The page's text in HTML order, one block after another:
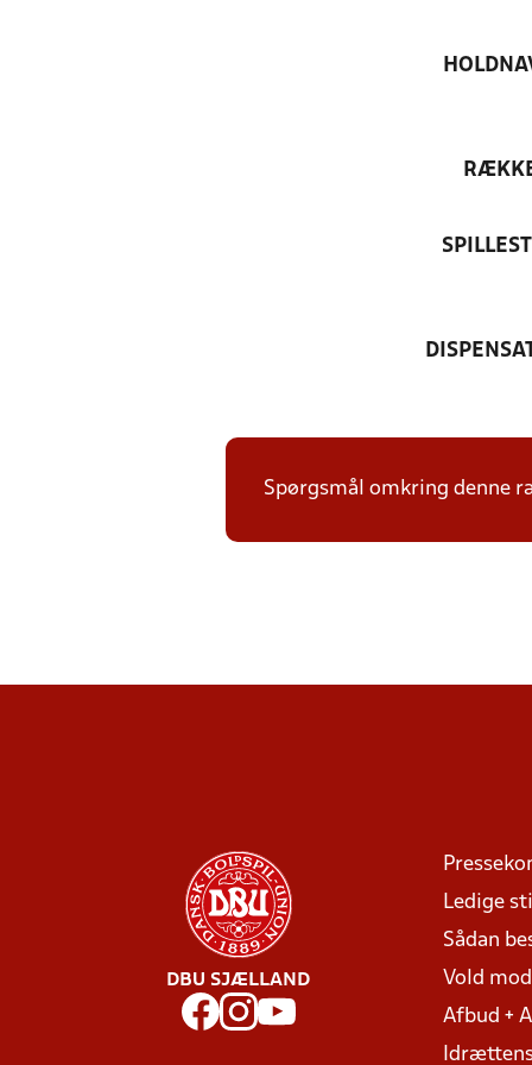
Spørgsmål omkring denne
DBU SJÆLLAND
Ledige
Sådan
Vold
Afbud +